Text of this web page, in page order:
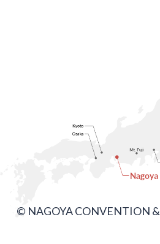
© NAGOYA CONVENTION &